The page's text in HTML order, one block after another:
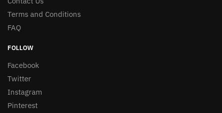
Terms and Conditions
FAQ
FOLLOW
Facebook
Twitter
Instagram
Pinterest